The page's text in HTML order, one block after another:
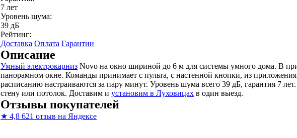
7 лет
Уровень шума:
39 дБ
Рейтинг:
Доставка Оплата Гарантии
Описание
Умный электрокарниз Novo на окно шириной до 6 м для системы умного дома. В
панорамном окне. Команды принимает с пульта, с настенной кнопки, из
расписанию настраиваются за пару минут. Уровень шума всего 39 дБ, гарантия 7
стену или потолок. Доставим и установим в Луховицах в один выезд.
Отзывы покупателей
★ 4,8 621 отзыв на Яндексе